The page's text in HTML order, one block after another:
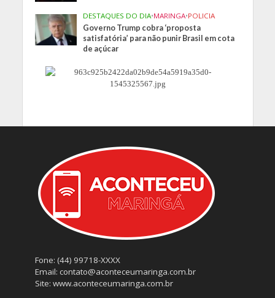
DESTAQUES DO DIA•MARINGA•POLICIA
Governo Trump cobra ‘proposta
satisfatória’ para não punir Brasil em cota
de açúcar
Fone: (44) 99718-XXXX
Email: contato@aconteceumaringa.com.br
Site: www.aconteceumaringa.com.br